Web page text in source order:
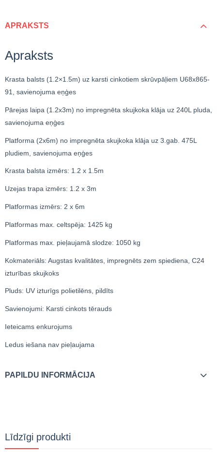
APRAKSTS
Apraksts
Krasta balsts (1.2×1.5m) uz karsti cinkotiem skrūvpāļiem U68x865-
91, savienojuma eņģes
Pārejas laipa (1.2x3m) no impregnēta skujkoka klāja uz 240L pluda,
savienojuma eņģes
Platforma (2x6m) no impregnēta skujkoka klāja uz 3.gab. 475L
pludiem, savienojuma eņģes
Krasta balsta izmērs: 1.2 x 1.5m
Uzejas trapa izmērs: 1.2 x 3m
Platformas izmērs: 2 x 6m
Platformas max. celtspēja: 1425 kg
Platformas max. pieļaujamā slodze: 1050 kg
Kokmateriāls: Augstas kvalitātes, impregnēts zem spiediena, C24
izturības skujkoks
Pluds: UV izturīgs polietilēns, pildīts
Savienojumi: Karsti cinkots tērauds
Ieteicams enkurojums
Ledus iešana nav pieļaujama
PAPILDU INFORMĀCIJA
Līdzīgi produkti